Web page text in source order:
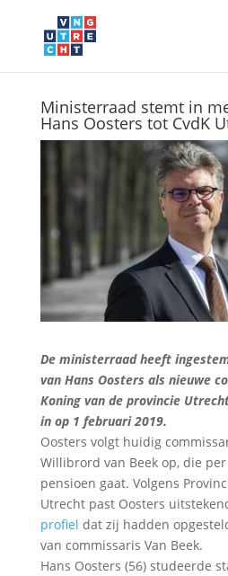
Ministerraad stemt in
Hans Oosters tot CvdK
De ministerraad heeft
van Hans Oosters als nieuwe
Koning van de provincie
in op 1 februari 2019.
Oosters volgt huidig
Willibrord van Beek op, die
pensioen gaat. Volgens
Utrecht past Oosters
profiel dat zij hadden
van commissaris Van Beek.
Hans Oosters (56) studeerde